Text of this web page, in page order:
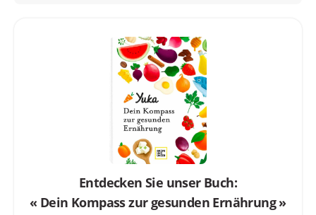
Entdecken Sie unser Buch:
« Dein Kompass zur gesunden Ernährung »